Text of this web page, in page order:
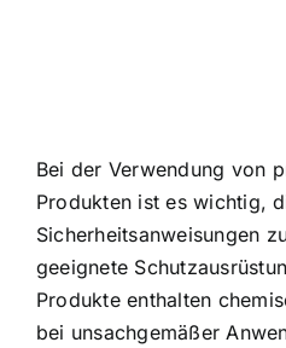
Bei der Verwendung von
Produkten ist es wichtig,
Sicherheitsanweisungen
geeignete
Produkte enthalten
bei unsachgemäßer